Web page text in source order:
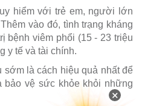
hiểm với trẻ em, người lớn
vào đó, tình trạng kháng
bệnh viêm phổi (15 - 23 triệu
y tế và tài chính.
sớm là cách hiệu quả nhất để
bảo vệ sức khỏe khỏi những
×